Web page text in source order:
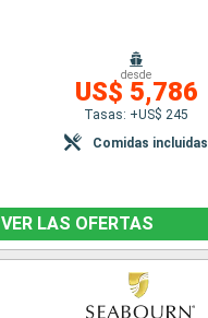
desde
US$ 5,786
Tasas: +US$ 245
Comidas incluidas
VER LAS OFERTAS